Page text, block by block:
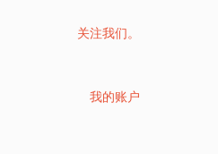
关注我们。
我的账户